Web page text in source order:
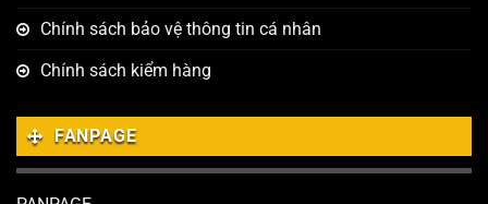
Chính sách bảo vệ thông tin cá nhân
Chính sách kiểm hàng
FANPAGE